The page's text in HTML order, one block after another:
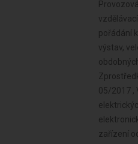
pořádání
výstav,
05/2017 ,
zařízení